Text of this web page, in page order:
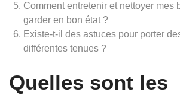
Comment entretenir et nettoyer mes
garder en bon état ?
Existe-t-il des astuces pour porter
différentes tenues ?
Quelles sont les